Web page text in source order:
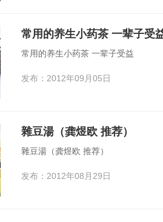
常用的养生小药茶 一辈子受
常用的养生小药茶 一辈子受益
发布：2012年09月05日
雜豆湯（龚煜欧 推荐）
雜豆湯（龚煜欧 推荐）
发布：2012年08月29日